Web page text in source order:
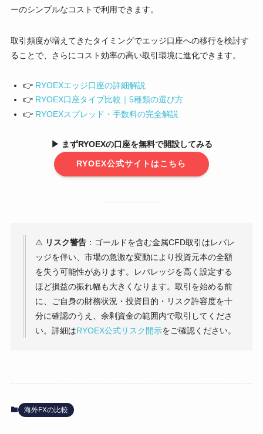
ーのシンプルなコストで利用できます。
取引頻度が増えてきたタイミングでエッジ口座への移行を検討す
ることで、さらにコスト効率の高い取引環境に進化できます。
👉 RYOEXエッジ口座の詳細解説
👉 RYOEX口座タイプ比較｜5種類の選び方
👉 RYOEXスプレッド・手数料の完全解説
▶ まずRYOEXの口座を無料で開設してみる
RYOEX公式サイトはこちら
⚠️ リスク警告：ゴールドを含む金属CFD取引はレバレ
ッジを伴い、市場の急激な変動により投資元本の全額
を失う可能性があります。レバレッジを高く設定する
ほど損益の振れ幅も大きくなります。取引を始める前
に、ご自身の財務状況・投資目的・リスク許容度を十
分に確認のうえ、余剰資金の範囲内で取引してくださ
い。詳細はRYOEX公式リスク開示をご確認ください。
海外FXの比較